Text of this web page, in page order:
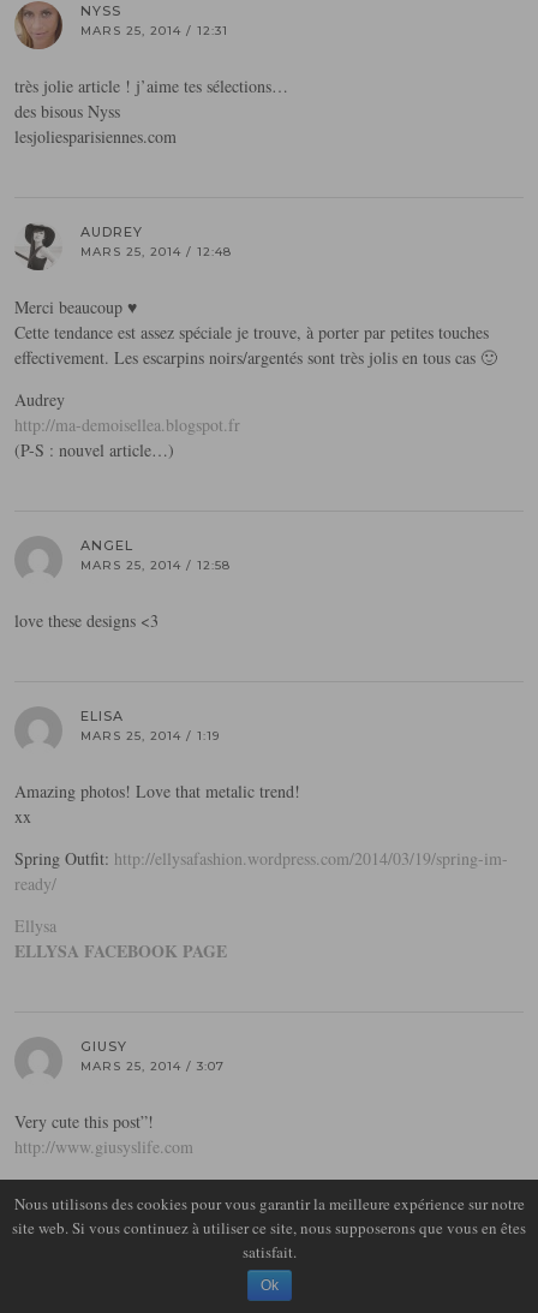
NYSS
MARS 25, 2014 / 12:31
très jolie article ! j’aime tes sélections…
des bisous Nyss
lesjoliesparisiennes.com
AUDREY
MARS 25, 2014 / 12:48
Merci beaucoup ♥
Cette tendance est assez spéciale je trouve, à porter par petites touches
effectivement. Les escarpins noirs/argentés sont très jolis en tous cas 🙂
Audrey
http://ma-demoisellea.blogspot.fr
(P-S : nouvel article…)
ANGEL
MARS 25, 2014 / 12:58
love these designs <3
ELISA
MARS 25, 2014 / 1:19
Amazing photos! Love that metalic trend!
xx
Spring Outfit: http://ellysafashion.wordpress.com/2014/03/19/spring-im-
ready/
Ellysa
ELLYSA FACEBOOK PAGE
GIUSY
MARS 25, 2014 / 3:07
Very cute this post”!
http://www.giusyslife.com
Nous utilisons des cookies pour vous garantir la meilleure expérience sur notre
site web. Si vous continuez à utiliser ce site, nous supposerons que vous en êtes
satisfait.
Ok